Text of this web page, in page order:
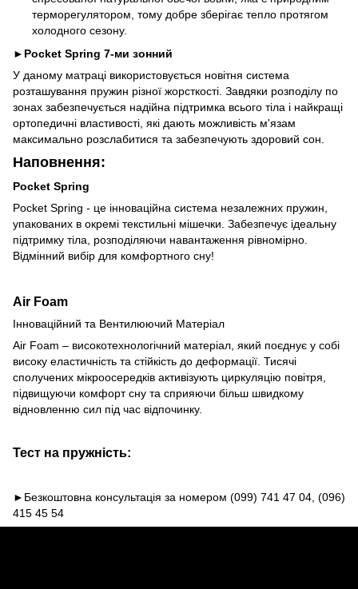
терморегулятором, тому добре зберігає тепло протягом
холодного сезону.
► Pocket Spring 7-ми зонний
У даному матраці використовується новітня система
розташування пружин різної жорсткості. Завдяки розподілу по
зонах забезпечується надійна підтримка всього тіла і найкращі
ортопедичні властивості, які дають можливість м'язам
максимально розслабитися та забезпечують здоровий сон.
Наповнення:
Pocket Spring
Pocket Spring - це інноваційна система незалежних пружин,
упакованих в окремі текстильні мішечки. Забезпечує ідеальну
підтримку тіла, розподіляючи навантаження рівномірно.
Відмінний вибір для комфортного сну!
Air Foam
Інноваційний та Вентилюючий Матеріал
Air Foam – високотехнологічний матеріал, який поєднує у собі
високу еластичність та стійкість до деформації. Тисячі
сполучених мікроосередків активізують циркуляцію повітря,
підвищуючи комфорт сну та сприяючи більш швидкому
відновленню сил під час відпочинку.
Тест на пружність:
►Безкоштовна консультація за номером (099) 741 47 04, (096)
415 45 54